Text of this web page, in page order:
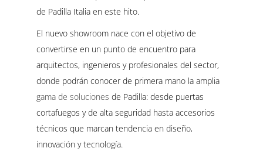
de Padilla Italia en este hito.
El nuevo showroom nace con el objetivo de
convertirse en un punto de encuentro para
arquitectos, ingenieros y profesionales del sector,
donde podrán conocer de primera mano la amplia
gama de soluciones de Padilla: desde puertas
cortafuegos y de alta seguridad hasta accesorios
técnicos que marcan tendencia en diseño,
innovación y tecnología.